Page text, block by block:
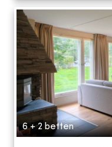
6 + 2 betten